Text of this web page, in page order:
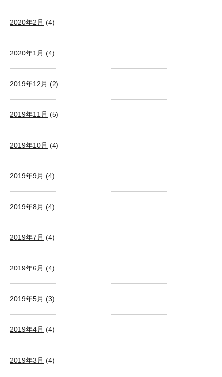
2020年2月 (4)
2020年1月 (4)
2019年12月 (2)
2019年11月 (5)
2019年10月 (4)
2019年9月 (4)
2019年8月 (4)
2019年7月 (4)
2019年6月 (4)
2019年5月 (3)
2019年4月 (4)
2019年3月 (4)